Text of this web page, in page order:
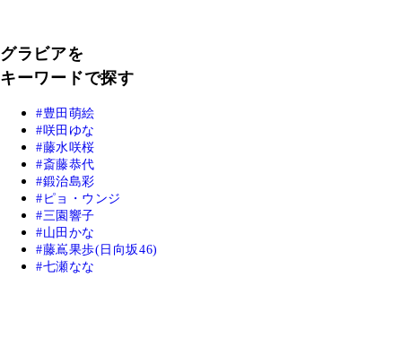
グラビアを
キーワードで探す
豊田萌絵
咲田ゆな
藤水咲桜
斎藤恭代
鍛治島彩
ピョ・ウンジ
三園響子
山田かな
藤嶌果歩(日向坂46)
七瀬なな